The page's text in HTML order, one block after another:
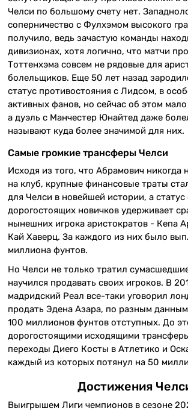
Челси по большому счету нет.
соперничество с Фулхэмом высокого
получило, ведь зачастую команды
дивизионах, хотя логично, что матчи
Тоттенхэма совсем не рядовые для
болельщиков. Еще 50 лет назад
статус противостояния с Лидсом, в
активных фанов, но сейчас об этом
а дуэль с Манчестер Юнайтед даже
называют куда более значимой для них.
Самые громкие трансферы Челси
Исходя из того, что Абрамович никогда
на клуб, крупные финансовые траты
для Челси в новейшей истории, а
дорогостоящих новичков удерживает
нынешних игрока аристократов - Кепа
Кай Хаверц. За каждого из них было
миллиона фунтов.
Но Челси не только тратил
научился продавать своих игроков. В
мадридский Реал все-таки уговорил
продать Эдена Азара, по разным
100 миллионов фунтов отступных. До
дорогостоящими исходящими
переходы Диего Косты в Атлетико и
каждый из которых потянул на 50
Достижения
Выигрышем Лиги чемпионов в сезоне